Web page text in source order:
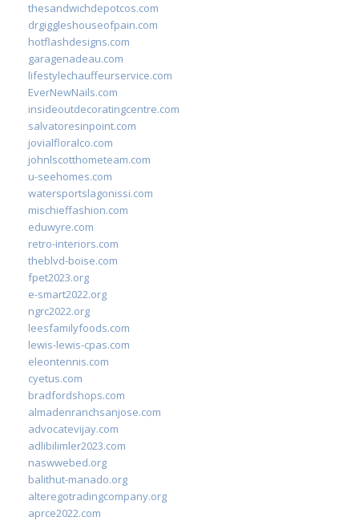
thesandwichdepotcos.com
drgiggleshouseofpain.com
hotflashdesigns.com
garagenadeau.com
lifestylechauffeurservice.com
EverNewNails.com
insideoutdecoratingcentre.com
salvatoresinpoint.com
jovialfloralco.com
johnlscotthometeam.com
u-seehomes.com
watersportslagonissi.com
mischieffashion.com
eduwyre.com
retro-interiors.com
theblvd-boise.com
fpet2023.org
e-smart2022.org
ngrc2022.org
leesfamilyfoods.com
lewis-lewis-cpas.com
eleontennis.com
cyetus.com
bradfordshops.com
almadenranchsanjose.com
advocatevijay.com
adlibilimler2023.com
naswwebed.org
balithut-manado.org
alteregotradingcompany.org
aprce2022.com